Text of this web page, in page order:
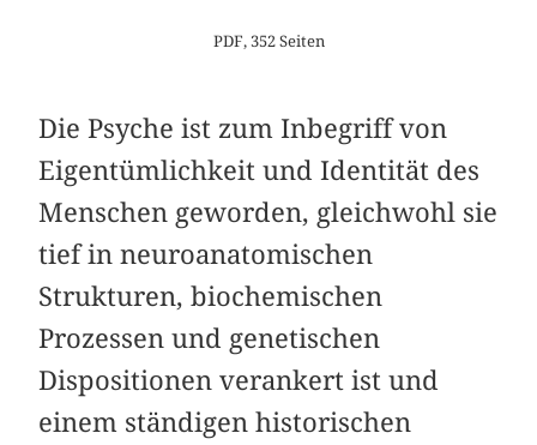
PDF, 352 Seiten
Die Psyche ist zum Inbegriff von
Eigentümlichkeit und Identität des
Menschen geworden, gleichwohl sie
tief in neuroanatomischen
Strukturen, biochemischen
Prozessen und genetischen
Dispositionen verankert ist und
einem ständigen historischen